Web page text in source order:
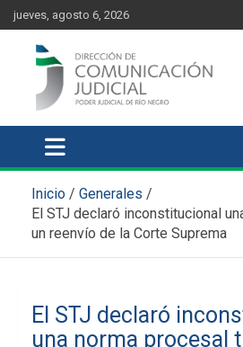
content
Skip
to
content
jueves, agosto 6, 2026
Comunicación
Inicio
Generales
El STJ declaró inconstitucional
un reenvío de la Corte Suprema
El STJ declaró
una norma procesal